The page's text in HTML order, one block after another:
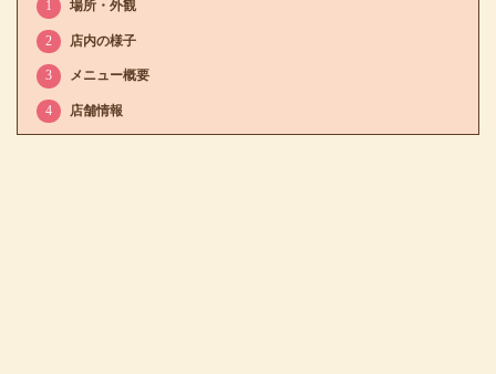
1 場所・外観
2 店内の様子
3 メニュー概要
4 店舗情報